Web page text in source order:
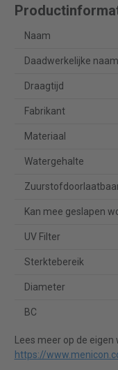
Naam
Daadwerkelijke naam
Draagtijd
Fabrikant
Materiaal
Watergehalte
Kan mee geslapen
UV Filter
Sterktebereik
Diameter
BC
Lees meer op de
https://